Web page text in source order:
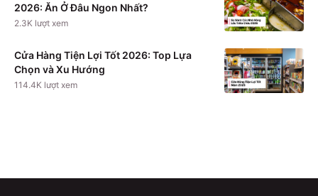
2026: Ăn Ở Đâu Ngon Nhất?
2.3K lượt xem
Cửa Hàng Tiện Lợi Tốt 2026: Top Lựa
Chọn và Xu Hướng
114.4K lượt xem